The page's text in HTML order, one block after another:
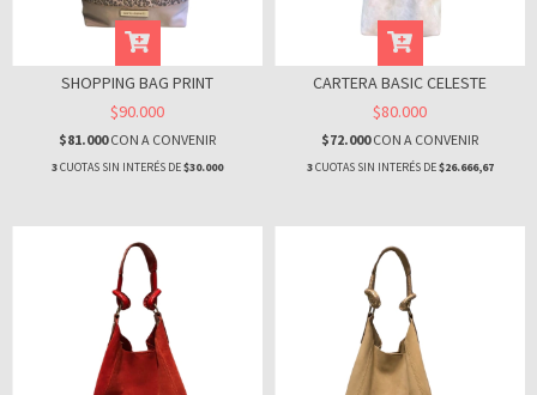
SHOPPING BAG PRINT
$90.000
$81.000CON A CONVENIR
3CUOTAS SIN INTERÉS DE$30.000
CARTERA BASIC CELESTE
$80.000
$72.000CON A CONVENIR
3CUOTAS SIN INTERÉS DE$26.666,67